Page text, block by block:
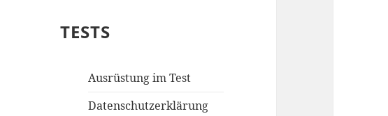
TESTS
Ausrüstung im Test
Datenschutzerklärung